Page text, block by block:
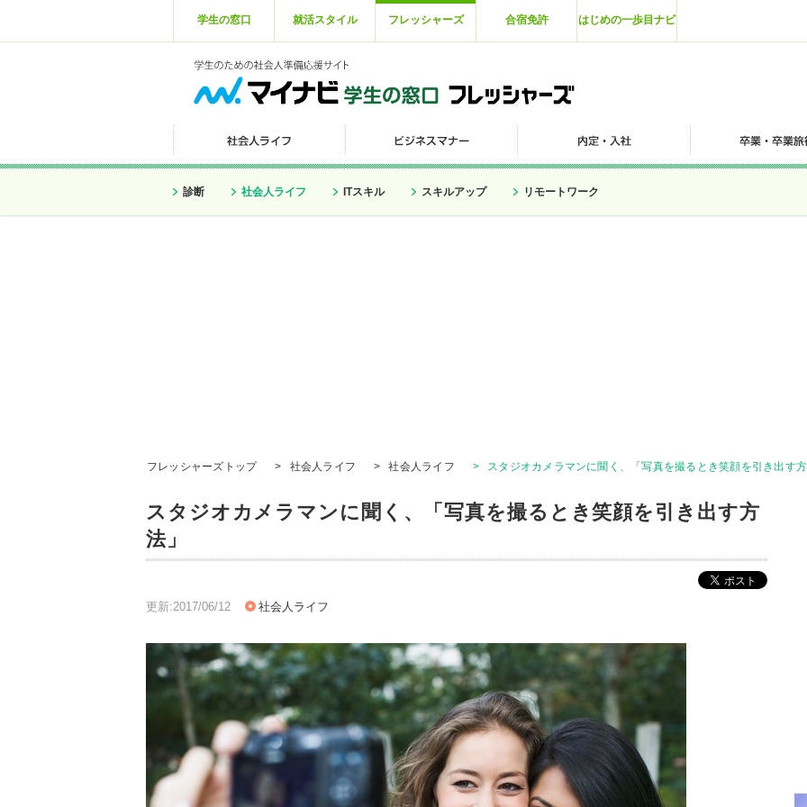
学生の窓口 就活スタイル フレッシャーズ 合宿免許 はじめの一歩目ナビ
診断 社会人ライフ ITスキル スキルアップ リモートワーク
フレッシャーズトップ > 社会人ライフ > 社会人ライフ > スタジオカメラマンに聞く、「写真を撮るとき笑顔を引き出す
スタジオカメラマンに聞く、「写真を撮るとき笑顔を引き出す方
法」
更新:2017/06/12 社会人ライフ